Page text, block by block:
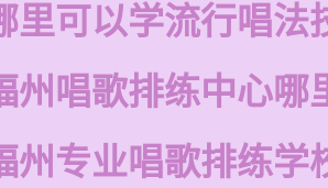
里可以学流行唱法
州唱歌排练中心哪
州专业唱歌排练学